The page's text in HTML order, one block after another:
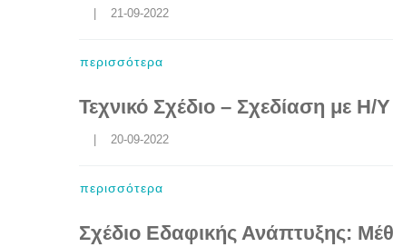
    |    21-09-2022
περισσότερα
Τεχνικό Σχέδιο – Σχεδίαση με Η/
    |    20-09-2022
περισσότερα
Σχέδιο Εδαφικής Ανάπτυξης: